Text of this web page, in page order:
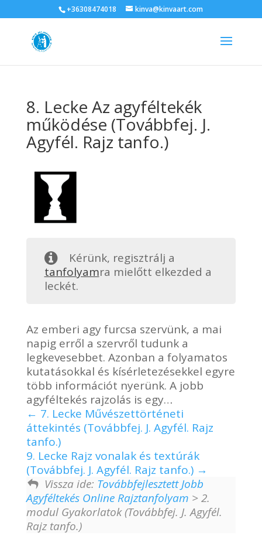
+36308474018 kinva@kinvaart.com
8. Lecke Az agyféltekék
működése (Továbbfej. J.
Agyfél. Rajz tanfo.)
Kérünk, regisztrálj a
tanfolyamra mielőtt elkezded a
leckét.
Az emberi agy furcsa szervünk, a mai
napig erről a szervről tudunk a
legkevesebbet. Azonban a folyamatos
kutatásokkal és kísérletezésekkel egyre
több információt nyerünk. A jobb
agyféltekés rajzolás is egy…
7. Lecke Művészettörténeti
áttekintés (Továbbfej. J. Agyfél. Rajz
tanfo.)
9. Lecke Rajz vonalak és textúrák
(Továbbfej. J. Agyfél. Rajz tanfo.)
Vissza ide: Továbbfejlesztett Jobb
Agyféltekés Online Rajztanfolyam > 2.
modul Gyakorlatok (Továbbfej. J. Agyfél.
Rajz tanfo.)